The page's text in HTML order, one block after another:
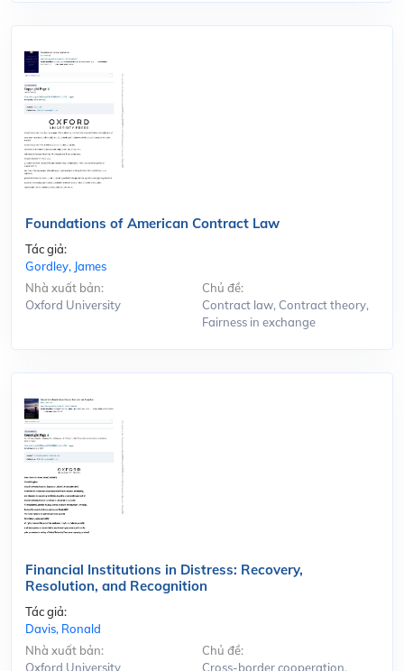
Foundations of American Contract Law
Tác giả:
Gordley, James
Nhà xuất bản:
Oxford University
Chủ đề:
Contract law, Contract theory,
Fairness in exchange
Financial Institutions in Distress: Recovery,
Resolution, and Recognition
Tác giả:
Davis, Ronald
Nhà xuất bản:
Oxford University
Chủ đề:
Cross-border cooperation,